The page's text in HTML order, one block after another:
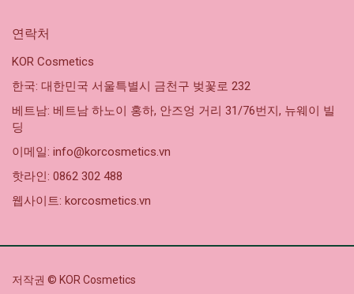
연락처
KOR Cosmetics
한국: 대한민국 서울특별시 금천구 벚꽃로 232
베트남: 베트남 하노이 홍하, 안즈엉 거리 31/76번지, 뉴웨이 빌
딩
이메일: info@korcosmetics.vn
핫라인: 0862 302 488
웹사이트: korcosmetics.vn
저작권 © KOR Cosmetics